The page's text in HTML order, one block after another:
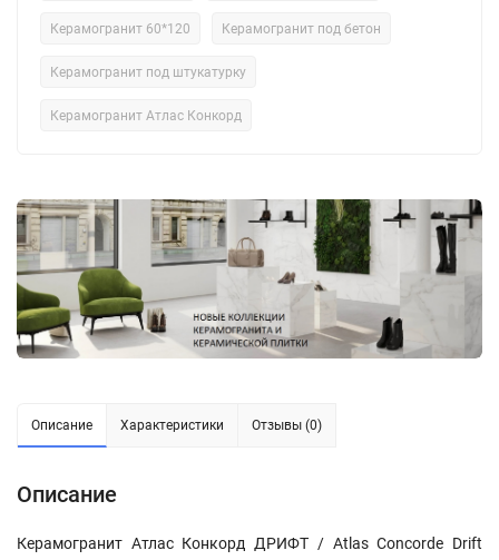
Керамогранит 60*120 Керамогранит под бетон
Керамогранит под штукатурку
Керамогранит Атлас Конкорд
Описание Характеристики Отзывы (0)
Описание
Керамогранит Атлас Конкорд ДРИФТ / Atlas Concorde Drift